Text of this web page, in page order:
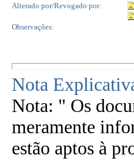
Alterado por/Revogado por:
Observações:
Nota
Nota: " Os
meramente
estão aptos à